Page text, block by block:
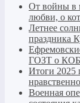
От войны в
любви, о
Летнее
ГОЗТ о КОБ
Итоги 2025
Военная